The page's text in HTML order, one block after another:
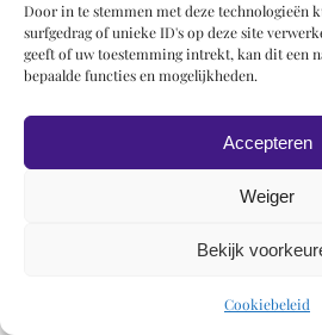
Door in te stemmen met deze technologieën
surfgedrag of unieke ID's op deze site
geeft of uw toestemming intrekt, kan dit een
bepaalde functies en mogelijkheden.
Accepteren
Weiger
Bekijk
Cookiebeleid
© 2019 Roel Wiechers |